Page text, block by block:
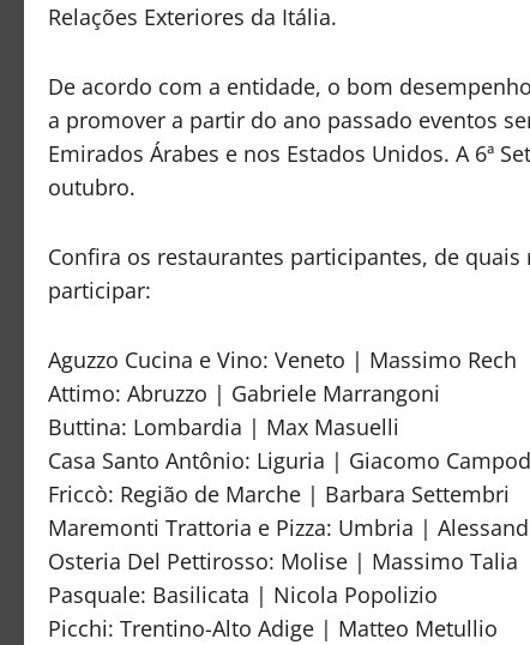
Relações Exteriores da Itália.
De acordo com a entidade, o bom
a promover a partir do ano passado eventos
Emirados Árabes e nos Estados Unidos. A 6ª
outubro.
Confira os restaurantes participantes, de
participar:
Aguzzo Cucina e Vino: Veneto | Massimo Rech
Attimo: Abruzzo | Gabriele Marrangoni
Buttina: Lombardia | Max Masuelli
Casa Santo Antônio: Liguria | Giacomo
Friccò: Região de Marche | Barbara Settembri
Maremonti Trattoria e Pizza: Umbria |
Osteria Del Pettirosso: Molise | Massimo Talia
Pasquale: Basilicata | Nicola Popolizio
Picchi: Trentino-Alto Adige | Matteo Metullio